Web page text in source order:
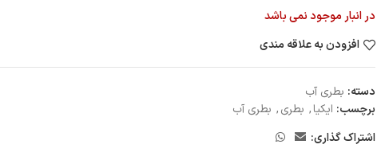
در انبار موجود نمی باشد
افزودن به علاقه مندی
دسته: بطرى آب
برچسب: ایکیا, بطری, بطری آب
اشتراک گذاری: